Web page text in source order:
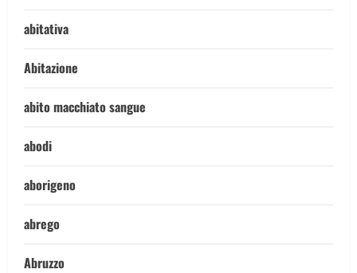
abitativa
Abitazione
abito macchiato sangue
abodi
aborigeno
abrego
Abruzzo